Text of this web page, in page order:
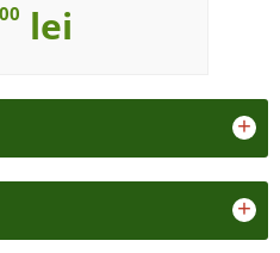
lei
+
+